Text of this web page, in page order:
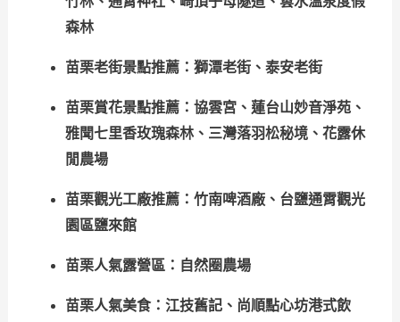
森林
苗栗老街景點推薦：獅潭老街、泰安老街
苗栗賞花景點推薦：協雲宮、蓮台山妙音淨苑、
雅聞七里香玫瑰森林、三灣落羽松秘境、花露休
閒農場
苗栗觀光工廠推薦：竹南啤酒廠、台鹽通霄觀光
園區鹽來館
苗栗人氣露營區：自然圈農場
苗栗人氣美食：江技舊記、尚順點心坊港式飲